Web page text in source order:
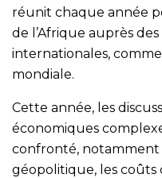
réunit chaque année
de l’Afrique auprès
internationales,
mondiale.
Cette année, les
économiques
confronté,
géopolitique, les coûts